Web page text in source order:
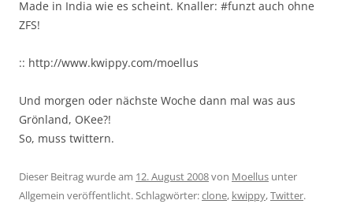
Made in India wie es scheint. Knaller: #funzt auch ohne
ZFS!
:: http://www.kwippy.com/moellus
Und morgen oder nächste Woche dann mal was aus
Grönland, OKee?!
So, muss twittern.
Dieser Beitrag wurde am 12. August 2008von Moellus unter
Allgemein veröffentlicht. Schlagwörter:clone, kwippy,Twitter.